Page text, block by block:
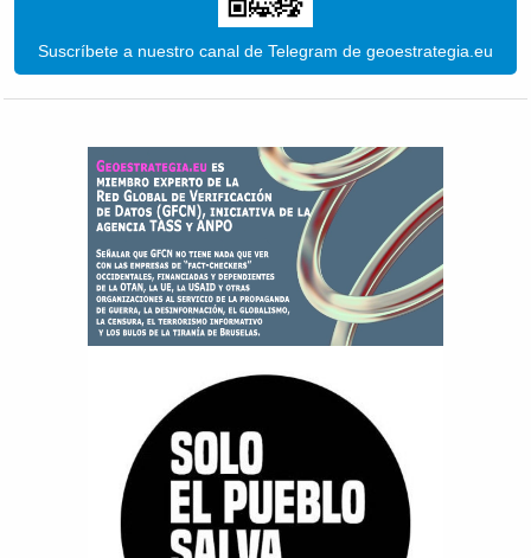
Suscríbete a nuestro canal de Telegram de geoestrategia.eu